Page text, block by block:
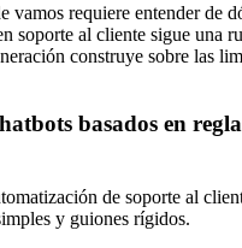
vamos requiere entender de
soporte al cliente sigue una
construye sobre las
basados en
de soporte al
y guiones rígidos.